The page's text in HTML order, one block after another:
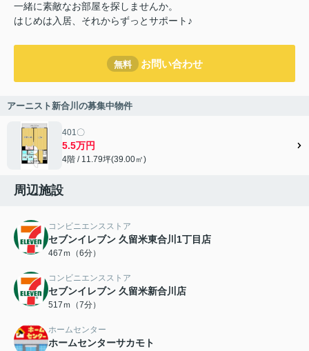
一緒に素敵なお部屋を探しませんか。
はじめは入居、それからずっとサポート♪
無料 お問い合わせ
アーニスト新合川の募集中物件
401〇
5.5万円
4階 / 11.79坪(39.00㎡)
周辺施設
コンビニエンスストア
セブンイレブン 久留米東合川1丁目店
467ｍ（6分）
コンビニエンスストア
セブンイレブン 久留米新合川店
517ｍ（7分）
ホームセンター
ホームセンターサカモト